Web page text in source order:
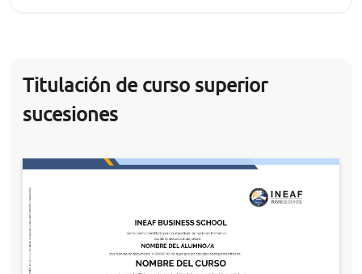
Titulación de curso superior
sucesiones